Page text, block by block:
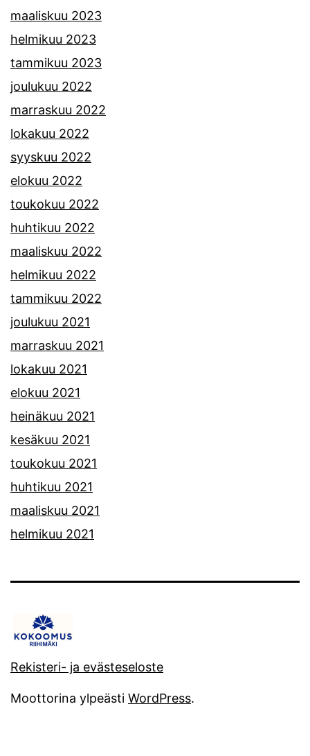
maaliskuu 2023
helmikuu 2023
tammikuu 2023
joulukuu 2022
marraskuu 2022
lokakuu 2022
syyskuu 2022
elokuu 2022
toukokuu 2022
huhtikuu 2022
maaliskuu 2022
helmikuu 2022
tammikuu 2022
joulukuu 2021
marraskuu 2021
lokakuu 2021
elokuu 2021
heinäkuu 2021
kesäkuu 2021
toukokuu 2021
huhtikuu 2021
maaliskuu 2021
helmikuu 2021
Rekisteri- ja evästeseloste
Moottorina ylpeästi WordPress.